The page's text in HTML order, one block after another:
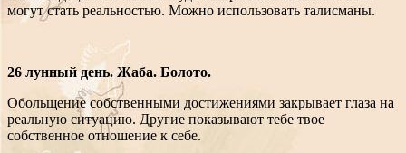
могут стать реальностью. Можно использовать талисманы.
26 лунный день. Жаба. Болото.
Обольщение собственными достижениями закрывает глаза на
реальную ситуацию. Другие показывают тебе твое
собственное отношение к себе.